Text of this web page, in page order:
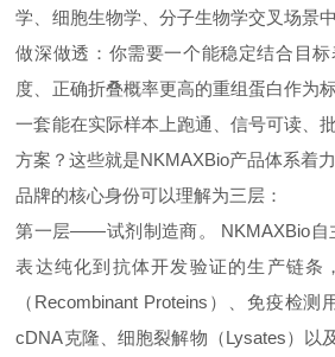
学、细胞生物学、分子生物学交叉场景
做深做透：你需要一个能稳定结合目
度、正确折叠概率更高的重组蛋白作为
一套能在实际样本上跑通、信号可读、
方案？这些就是NKMAXBio产品体系着力
品牌的核心身份可以理解为三层：
第一层——试剂制造商。 NKMAXBio自
表达纯化到抗体开发验证的生产链条
（Recombinant Proteins）、免疫检测
cDNA克隆、细胞裂解物（Lysates）以